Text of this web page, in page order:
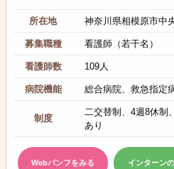
所在地 神奈川県相模原市中
募集職種 看護師（若干名）
看護師数 109人
病院機能 総合病院、救急指定
制度
二交替制、4週8休制
あり
Webパンフをみる インターン